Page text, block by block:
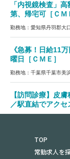
「内視鏡検査」
第、帰宅可［ＣＭ
勤務地：愛知県丹羽郡大口
《急募！日給11
曜日［ＣＭＥ］
勤務地：千葉県千葉市美
【訪問診療】皮
／駅直結でアク
TOP
常勤求人を